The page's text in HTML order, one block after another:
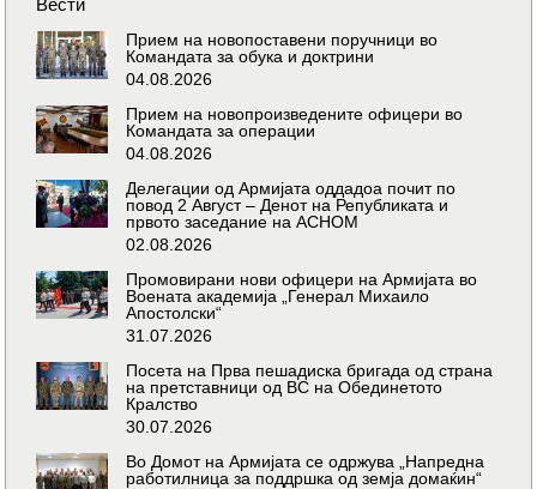
Прием на новопоставени поручници во
Командата за обука и доктрини
04.08.2026
Прием на новопроизведените офицери во
Командата за операции
04.08.2026
Делегации од Армијата оддадоа почит по
повод 2 Август – Денот на Републиката и
првото заседание на АСНОМ
02.08.2026
Промовирани нови офицери на Армијата во
Воената академија „Генерал Михаило
Апостолски“
31.07.2026
Посета на Прва пешадиска бригада од страна
на претставници од ВС на Обединетото
Кралство
30.07.2026
Во Домот на Армијата се одржува „Напредна
работилница за поддршка од земја домаќин“